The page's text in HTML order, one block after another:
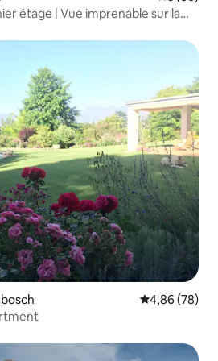
étage | Vue imprenable sur la
Évaluation
4,86 (78)